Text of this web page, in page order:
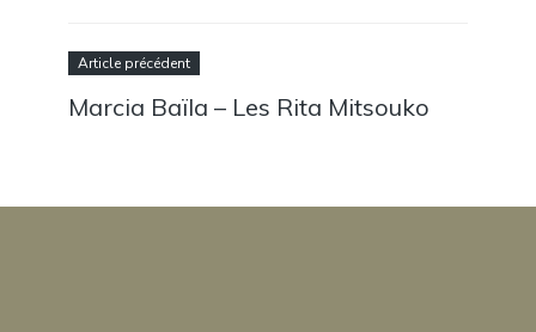
Article précédent
Marcia Baïla – Les Rita Mitsouko